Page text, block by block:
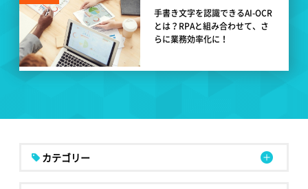
手書き文字を認識できるAI-OCR
とは？RPAと組み合わせて、さ
らに業務効率化に！
カテゴリー